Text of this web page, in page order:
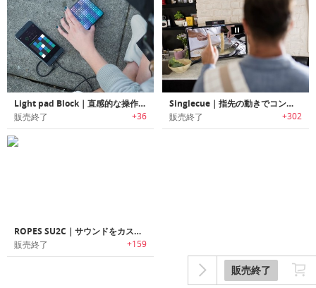
販売終了
Light pad Block｜直感的な操作で音楽をプレイ可能なミュージックボックス「ライトパッドブロック」
販売終了 +36
Singlecue｜指先の動きでコントロール可能にする家庭デバイス用ジェスチャーコントローラー「シングルキュー」
販売終了 +302
ROPES SU2C｜サウンドをカスタマイズ可能なBluetoothイヤホン「ROPES SU2C（ロープスSU2C）」
販売終了 +159